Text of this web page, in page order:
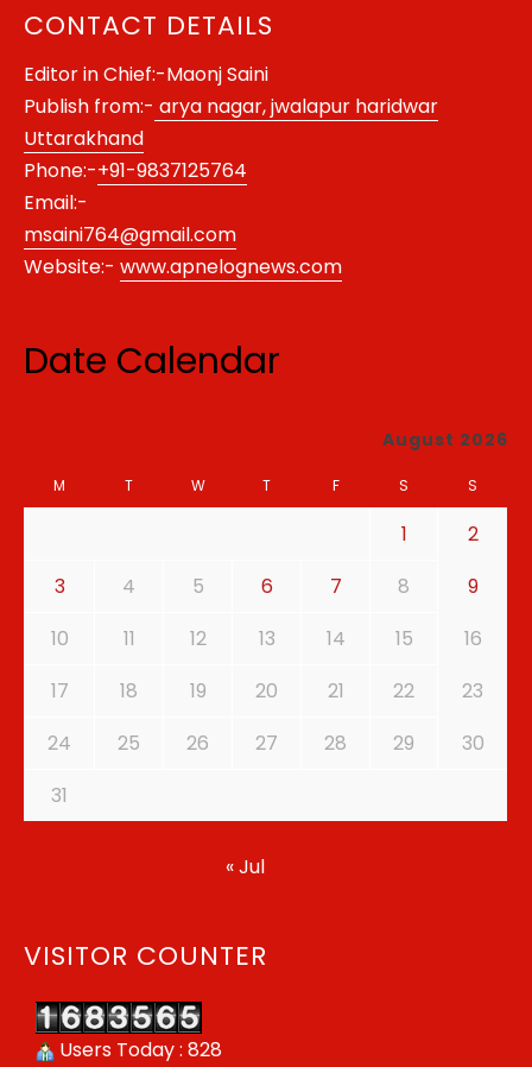
CONTACT DETAILS
Editor in Chief:-Maonj Saini
Publish from:- arya nagar, jwalapur haridwar
Uttarakhand
Phone:-+91-9837125764
Email:-
msaini764@gmail.com
Website:- www.apnelognews.com
Date Calendar
August 2026
M T W T F S S
1
2
3
4 5 6 7 8
9
10
11 12 13 14 15
16
17
18 19 20 21 22
23
24
25 26 27 28 29
30
31
« Jul
VISITOR COUNTER
Users Today : 828